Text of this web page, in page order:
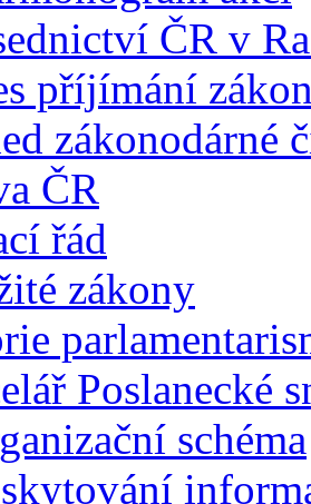
ČR v
příjímání
zákonodárné
ČR
řád
zákony
Poslanecké
schéma